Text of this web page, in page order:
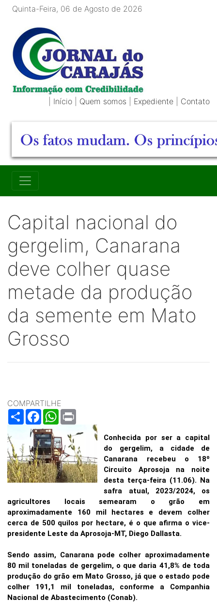
Quinta-Feira, 06 de Agosto de 2026
Início Quem somos Expediente Contato
Capital nacional do
gergelim, Canarana
deve colher quase
metade da produção
da semente em Mato
Grosso
COMPARTILHE
ShareFacebookWhatsApp
Conhecida por ser a capital
do gergelim, a cidade de
Canarana recebeu o 18º
Circuito Aprosoja na noite
desta terça-feira (11.06). Na
safra atual, 2023/2024, os
agricultores locais semearam o grão em
aproximadamente 160 mil hectares e devem colher
cerca de 500 quilos por hectare, é o que afirma o vice-
presidente Leste da Aprosoja-MT, Diego Dallasta.
Sendo assim, Canarana pode colher aproximadamente
80 mil toneladas de gergelim, o que daria 41,8% de toda
produção do grão em Mato Grosso, já que o estado pode
colher 191,1 mil toneladas, conforme a Companhia
Nacional de Abastecimento (Conab).